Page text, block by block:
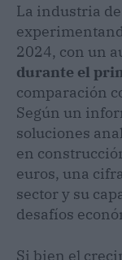
La industria
2024, con un
durante el
comparación
Según un
soluciones
en
euros, una
sector y su
desafíos
Si bien el